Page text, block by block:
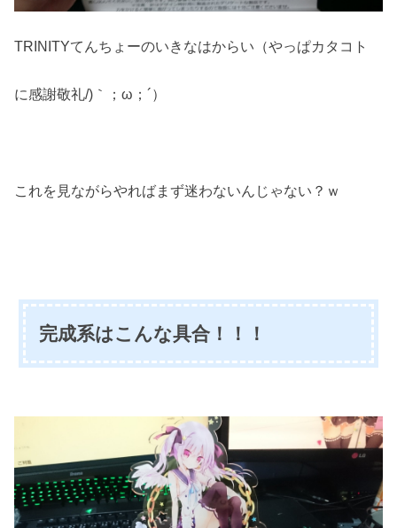
TRINITYてんちょーのいきなはからい（やっぱカタコト
に感謝敬礼/)｀；ω；´）
これを見ながらやればまず迷わないんじゃない？ｗ
完成系はこんな具合！！！